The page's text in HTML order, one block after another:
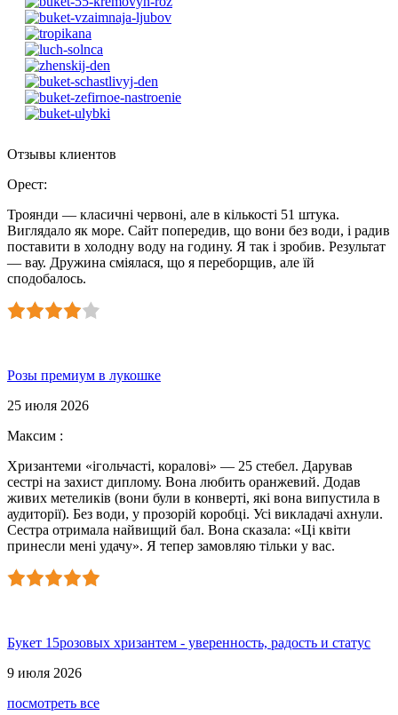
Отзывы клиентов
Орест:
Троянди — класичні червоні, але в кількості 51 штука.
Виглядало як море. Сайт попередив, що вони без води, і радив
поставити в холодну воду на годину. Я так і зробив. Результат
— вау. Дружина сміялася, що я переборщив, але їй
сподобалось.
Розы премиум в лукошке
25 июля 2026
Максим :
Хризантеми «ігольчасті, коралові» — 25 стебел. Дарував
сестрі на захист диплому. Вона любить оранжевий. Додав
живих метеликів (вони були в конверті, які вона випустила в
аудиторії). Без води, у прозорій коробці. Усі викладачі ахнули.
Сестра отримала найвищий бал. Вона сказала: «Ці квіти
принесли мені удачу». Я тепер замовляю тільки у вас.
Букет 15розовых хризантем - уверенность, радость и статус
9 июля 2026
посмотреть все